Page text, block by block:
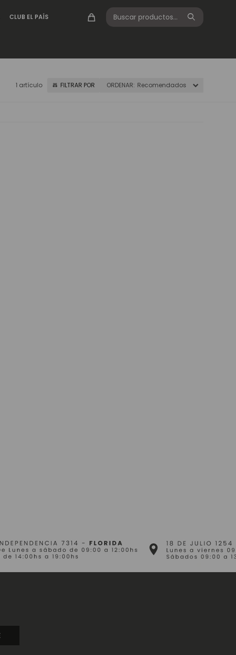
CLUB EL PAÍS
1 artículo Recomendados